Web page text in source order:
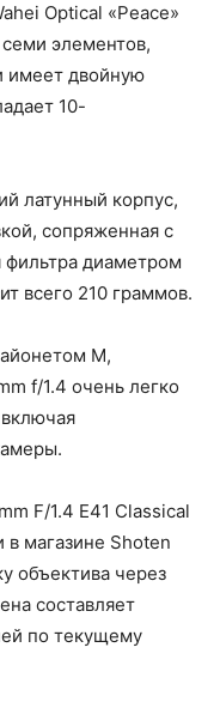
Optical «Peace»
элементов,
имеет двойную
10-
латунный корпус,
сопряженная с
фильтра диаметром
всего 210 граммов.
M,
f/1.4 очень легко
F/1.4 E41 Classical
магазине Shoten
объектива через
составляет
по текущему